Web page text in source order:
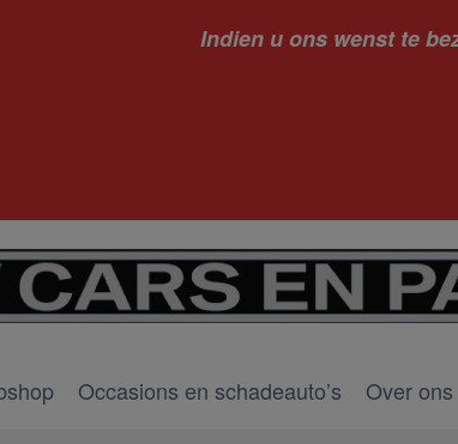
Indien u ons wenst te
Occasions en schadeauto’s Over ons